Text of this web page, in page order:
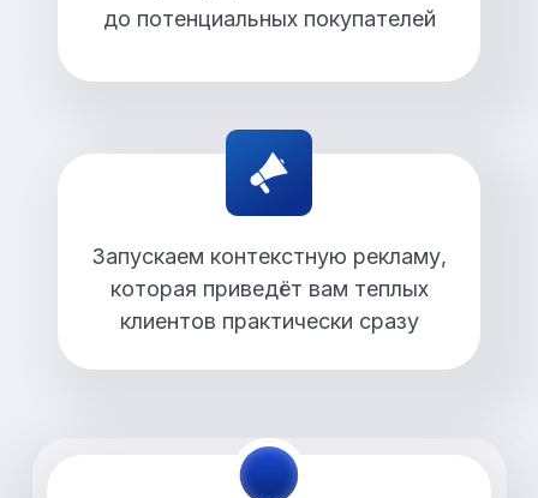
до потенциальных покупателей
Запускаем контекстную рекламу,
которая приведёт вам теплых
клиентов практически сразу